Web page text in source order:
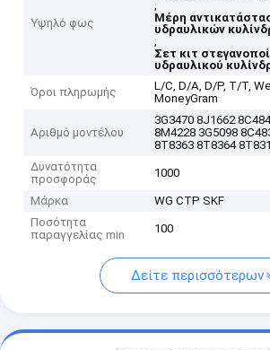
Υψηλό φως
,
Μέρη
υδραυλικών
,
Σετ κιτ
υδραυλικού
Όροι πληρωμής
L/C, D/A, D/P, T/T,
MoneyGram
Αριθμό μοντέλου
3G3470 8J1662
8M4228 3G5098
8T8363 8T8364
Δυνατότητα
προσφοράς
1000
Μάρκα
WG CTP SKF
Ποσότητα
παραγγελίας min
100
Δείτε περισσότερων